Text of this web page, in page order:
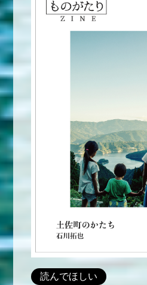
読んでほしい